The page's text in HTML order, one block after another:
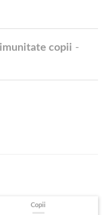
copii -
Copii